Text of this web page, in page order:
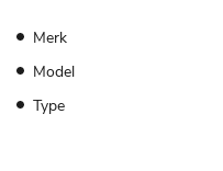
Merk
Model
Type